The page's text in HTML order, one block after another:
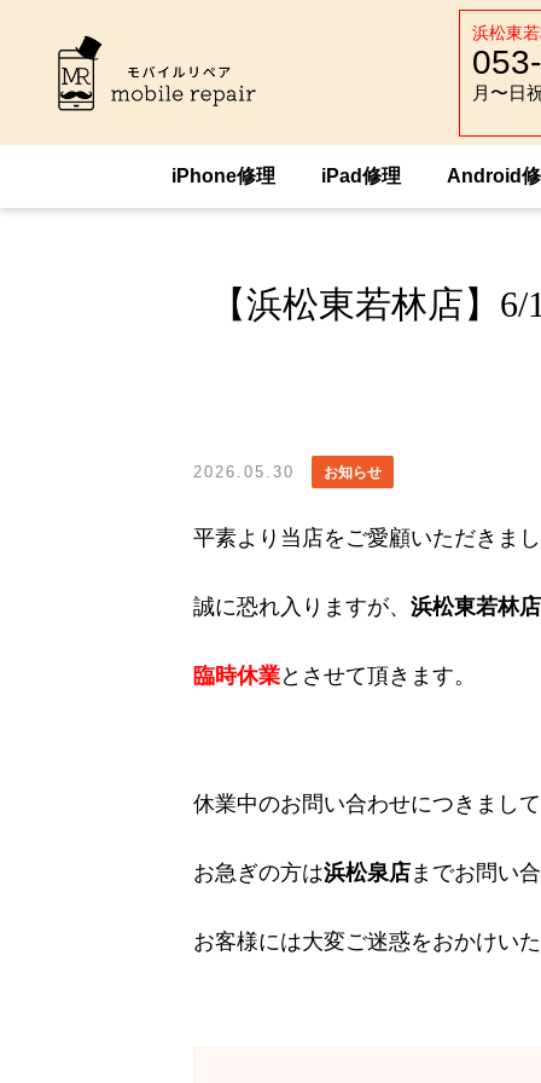
浜松東
月〜日
iPhone修理 iPad修理 Android
HOME トピックス お知らせ 【浜
【浜松東若林店】
2026.05.30 お知らせ
平素より当店をご愛顧いただきま
誠に恐れ入りますが、 浜松東若林
臨時休業とさせて頂きます。
休業中のお問い合わせにつきまし
お急ぎの方は浜松泉店までお問い
お客様には大変ご迷惑をおかけい